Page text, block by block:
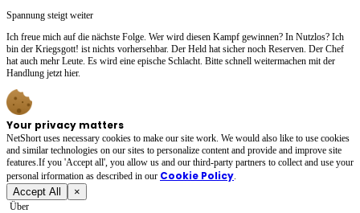
Spannung steigt weiter
Ich freue mich auf die nächste Folge. Wer wird diesen Kampf gewinnen? In Nutzlos? Ich
bin der Kriegsgott! ist nichts vorhersehbar. Der Held hat sicher noch Reserven. Der Chef
hat auch mehr Leute. Es wird eine epische Schlacht. Bitte schnell weitermachen mit der
Handlung jetzt hier.
Your privacy matters
NetShort uses necessary cookies to make our site work. We would also like to use cookies
and similar technologies on our sites to personalize content and provide and improve site
features.If you 'Accept all', you allow us and our third-party partners to collect and use your
personal irformation as described in our Cookie Policy.
Accept All ×
Über